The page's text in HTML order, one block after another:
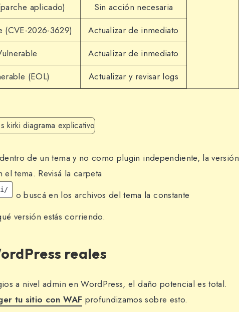
aplicado)
Sin acción necesaria
(CVE-2026-3629)
Actualizar de inmediato
Actualizar de inmediato
(EOL) Actualizar y revisar logs
de un tema y no como plugin independiente, la versión
tema. Revisá la carpeta
o buscá en los archivos del tema la constante
versión estás corriendo.
reales
a nivel admin en WordPress, el daño potencial es total.
tu sitio con WAF profundizamos sobre esto.